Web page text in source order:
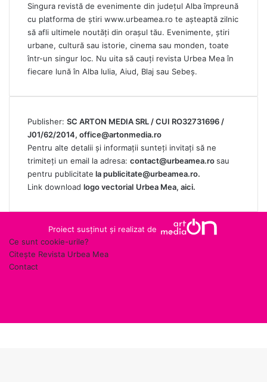
Singura revistă de evenimente din județul Alba împreună
cu platforma de știri www.urbeamea.ro te așteaptă zilnic
să afli ultimele noutăți din orașul tău. Evenimente, știri
urbane, cultură sau istorie, cinema sau monden, toate
într-un singur loc. Nu uita să cauți revista Urbea Mea în
fiecare lună în Alba Iulia, Aiud, Blaj sau Sebeș.
Publisher: SC ARTON MEDIA SRL / CUI RO32731696 /
J01/62/2014, office@artonmedia.ro
Pentru alte detalii și informații sunteți invitați să ne
trimiteți un email la adresa: contact@urbeamea.rosau
pentru publicitate lapublicitate@urbeamea.ro.
Link download logo vectorial Urbea Mea, aici.
Proiect susținut și realizat de
Ce sunt cookie-urile?
Citește Revista Urbea Mea
Contact